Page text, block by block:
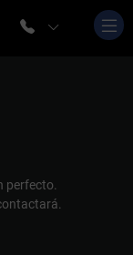
perfecto.